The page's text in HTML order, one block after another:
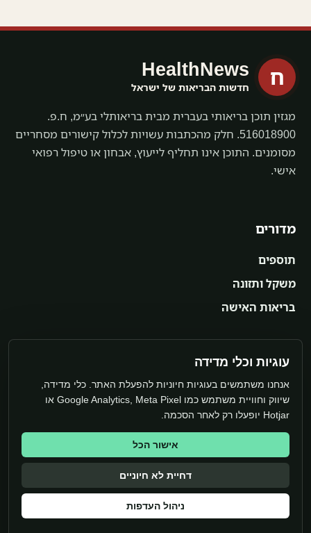
ח HealthNews
חדשות הבריאות של ישראל
מגזין תוכן בריאותי בעברית מבית בריאותלי בע״מ, ח.פ.
516018900. חלק מהכתבות עשויות לכלול קישורים מסחריים
מסומנים. התוכן אינו תחליף לייעוץ, אבחון או טיפול רפואי
אישי.
מדורים
תוספים
משקל ותזונה
בריאות האישה
מערכת
יצירת קשר
מדיניות פרטיות
עוגיות
ניהול עוגיות
תנאי שימוש
עוגיות וכלי מדידה
אנחנו משתמשים בעוגיות חיוניות להפעלת האתר. כלי מדידה,
שיווק וחוויית משתמש כמו Google Analytics, Meta Pixel או
Hotjar יופעלו רק לאחר הסכמה.
אישור הכל
דחיית לא חיוניים
ניהול העדפות